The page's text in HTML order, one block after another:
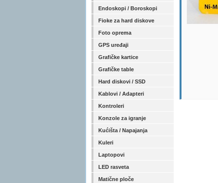
Endoskopi / Boroskopi
Fioke za hard diskove
Foto oprema
GPS uređaji
Grafičke kartice
Grafičke table
Hard diskovi / SSD
Kablovi / Adapteri
Kontroleri
Konzole za igranje
Kućišta / Napajanja
Kuleri
Laptopovi
LED rasveta
Matične ploče